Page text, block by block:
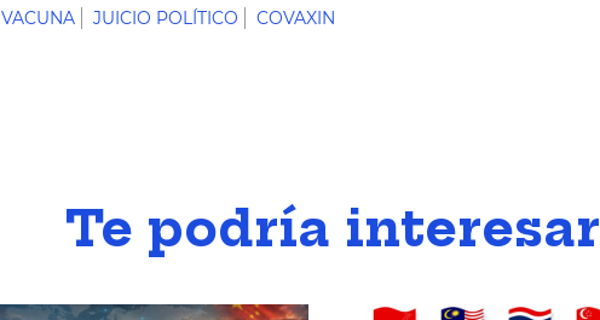
VACUNA JUICIO POLÍTICO COVAXIN
Te podría interesar